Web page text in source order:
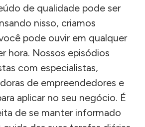
de qualidade pode ser
nisso, criamos
pode ouvir em qualquer
hora. Nossos episódios
com especialistas,
de empreendedores e
aplicar no seu negócio. É
de se manter informado